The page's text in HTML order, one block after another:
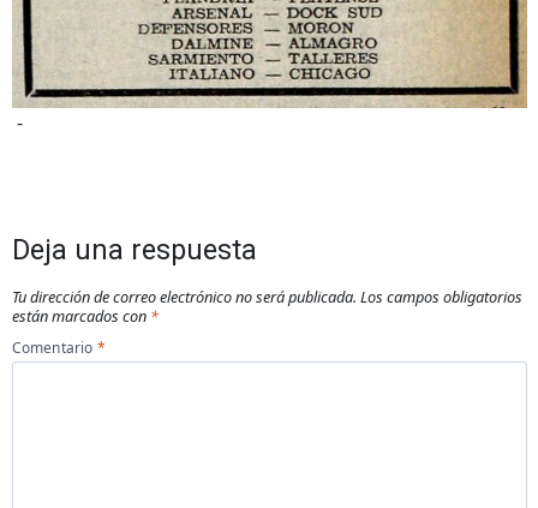
-
Deja una respuesta
Tu dirección de correo electrónico no será publicada. Los campos obligatorios
están marcados con *
Comentario *